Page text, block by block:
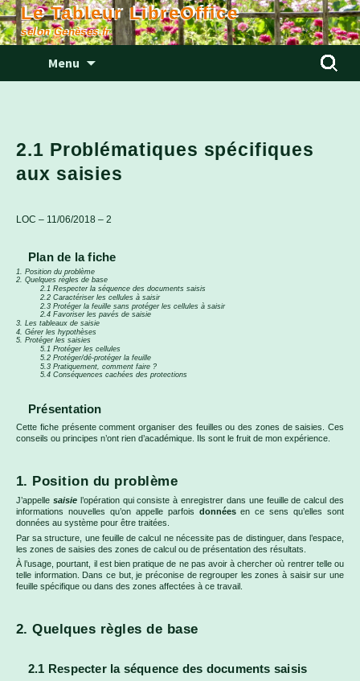
Le Tableur LibreOffice
selon Genèses.fr
Menu
2.1 Problématiques spécifiques
aux saisies
LOC – 11/06/2018 – 2
Plan de la fiche
1. Position du problème
2. Quelques règles de base
2.1 Respecter la séquence des documents saisis
2.2 Caractériser les cellules à saisir
2.3 Protéger la feuille sans protéger les cellules à saisir
2.4 Favoriser les pavés de saisie
3. Les tableaux de saisie
4. Gérer les hypothèses
5. Protéger les saisies
5.1 Protéger les cellules
5.2 Protéger/dé-protéger la feuille
5.3 Pratiquement, comment faire ?
5.4 Conséquences cachées des protections
Présentation
Cette fiche présente comment organiser des feuilles ou des zones de saisies. Ces
conseils ou principes n’ont rien d’académique. Ils sont le fruit de mon expérience.
1. Position du problème
J’appelle saisie l’opération qui consiste à enregistrer dans une feuille de calcul des
informations nouvelles qu’on appelle parfois donnéesen ce sens qu’elles sont
données au système pour être traitées.
Par sa structure, une feuille de calcul ne nécessite pas de distinguer, dans l’espace,
les zones de saisies des zones de calcul ou de présentation des résultats.
À l’usage, pourtant, il est bien pratique de ne pas avoir à chercher où rentrer telle ou
telle information. Dans ce but, je préconise de regrouper les zones à saisir sur une
feuille spécifique ou dans des zones affectées à ce travail.
2. Quelques règles de base
2.1 Respecter la séquence des documents saisis